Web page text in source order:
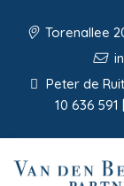
Torenallee
Peter de
10 636